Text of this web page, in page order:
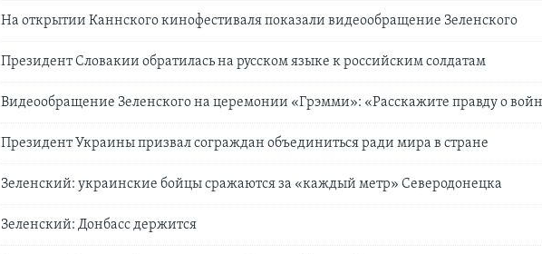
На открытии Каннского кинофестиваля показали видеообращение Зеленского
Президент Словакии обратилась на русском языке к российским солдатам
Видеообращение Зеленского на церемонии «Грэмми»: «Расскажите правду о
Президент Украины призвал сограждан объединиться ради мира в стране
Зеленский: украинские бойцы сражаются за «каждый метр» Северодонецка
Зеленский: Донбасс держится